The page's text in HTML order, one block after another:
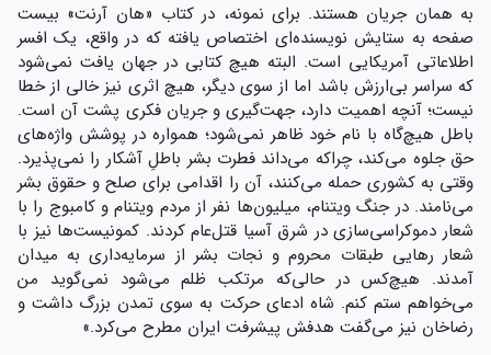
به همان جریان هستند. برای نمونه، در کتاب «هان آرنت» بیست
صفحه به ستایش نویسنده‌ای اختصاص یافته که در واقع، یک افسر
اطلاعاتی آمریکایی است. البته هیچ کتابی در جهان یافت نمی‌شود
که سراسر بی‌ارزش باشد اما از سوی دیگر، هیچ اثری نیز خالی از خطا
نیست؛ آنچه اهمیت دارد، جهت‌گیری و جریان فکری پشت آن است.
باطل هیچ‌گاه با نام خود ظاهر نمی‌شود؛ همواره در پوشش واژه‌های
حق جلوه می‌کند، چراکه می‌داند فطرت بشر باطلِ آشکار را نمی‌پذیرد.
وقتی به کشوری حمله می‌کنند، آن را اقدامی برای صلح و حقوق بشر
می‌نامند. در جنگ ویتنام، میلیون‌ها نفر از مردم ویتنام و کامبوج را با
شعار دموکراسی‌سازی در شرق آسیا قتل‌عام کردند. کمونیست‌ها نیز با
شعار رهایی طبقات محروم و نجات بشر از سرمایه‌داری به میدان
آمدند. هیچ‌کس در حالی‌که مرتکب ظلم می‌شود نمی‌گوید من
می‌خواهم ستم کنم. شاه ادعای حرکت به سوی تمدن بزرگ داشت و
رضاخان نیز می‌گفت هدفش پیشرفت ایران مطرح می‌کرد.»